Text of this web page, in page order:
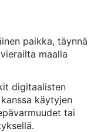
paikka, täynnä
maalla
digitaalisten
käytyjen
tai